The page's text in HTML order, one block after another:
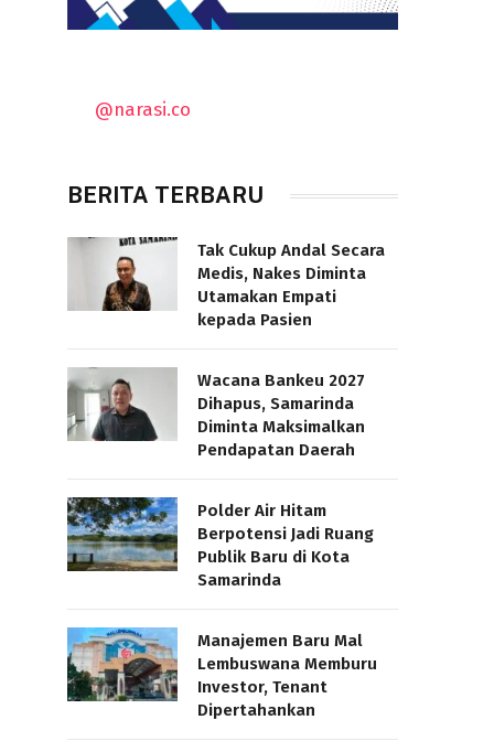
@narasi.co
BERITA TERBARU
Tak Cukup Andal Secara
Medis, Nakes Diminta
Utamakan Empati
kepada Pasien
Wacana Bankeu 2027
Dihapus, Samarinda
Diminta Maksimalkan
Pendapatan Daerah
Polder Air Hitam
Berpotensi Jadi Ruang
Publik Baru di Kota
Samarinda
Manajemen Baru Mal
Lembuswana Memburu
Investor, Tenant
Dipertahankan